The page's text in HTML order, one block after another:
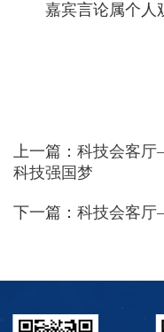
嘉宾言论属个人
上一篇： 科技会客
科技强国梦
下一篇： 科技会客